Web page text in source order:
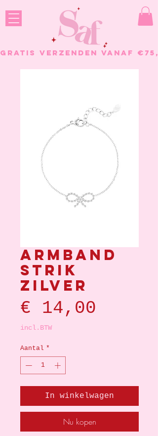
GRATIS VERZENDEN VANAF
Armband
strik
zilver
€ 14,00
incl.BTW
Aantal *
In winkelwagen
Nu kopen